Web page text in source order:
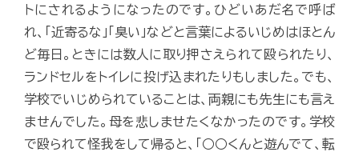
トにされるようになったのです。ひどいあだ名で呼ば
れ、「近寄るな」「臭い」などと言葉によるいじめはほとん
ど毎日。ときには数人に取り押さえられて殴られたり、
ランドセルをトイレに投げ込まれたりもしました。でも、
学校でいじめられていることは、両親にも先生にも言え
ませんでした。母を悲しませたくなかったのです。学校
で殴られて怪我をして帰ると、「○○くんと遊んでて、転